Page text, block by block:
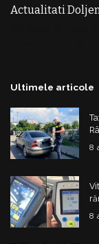
Actualitati
Ultimele articole
8
8